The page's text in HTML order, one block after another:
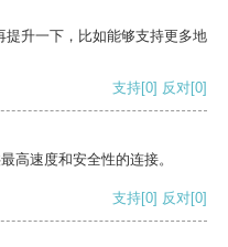
升一下，比如能够支持更多地
支持[0] 反对[0]
高速度和安全性的连接。
支持[0] 反对[0]